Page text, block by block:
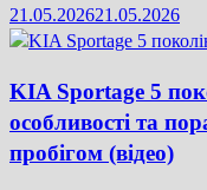
21.05.202621.05.2026
KIA Sportage 5
особливості та
пробігом (відео)